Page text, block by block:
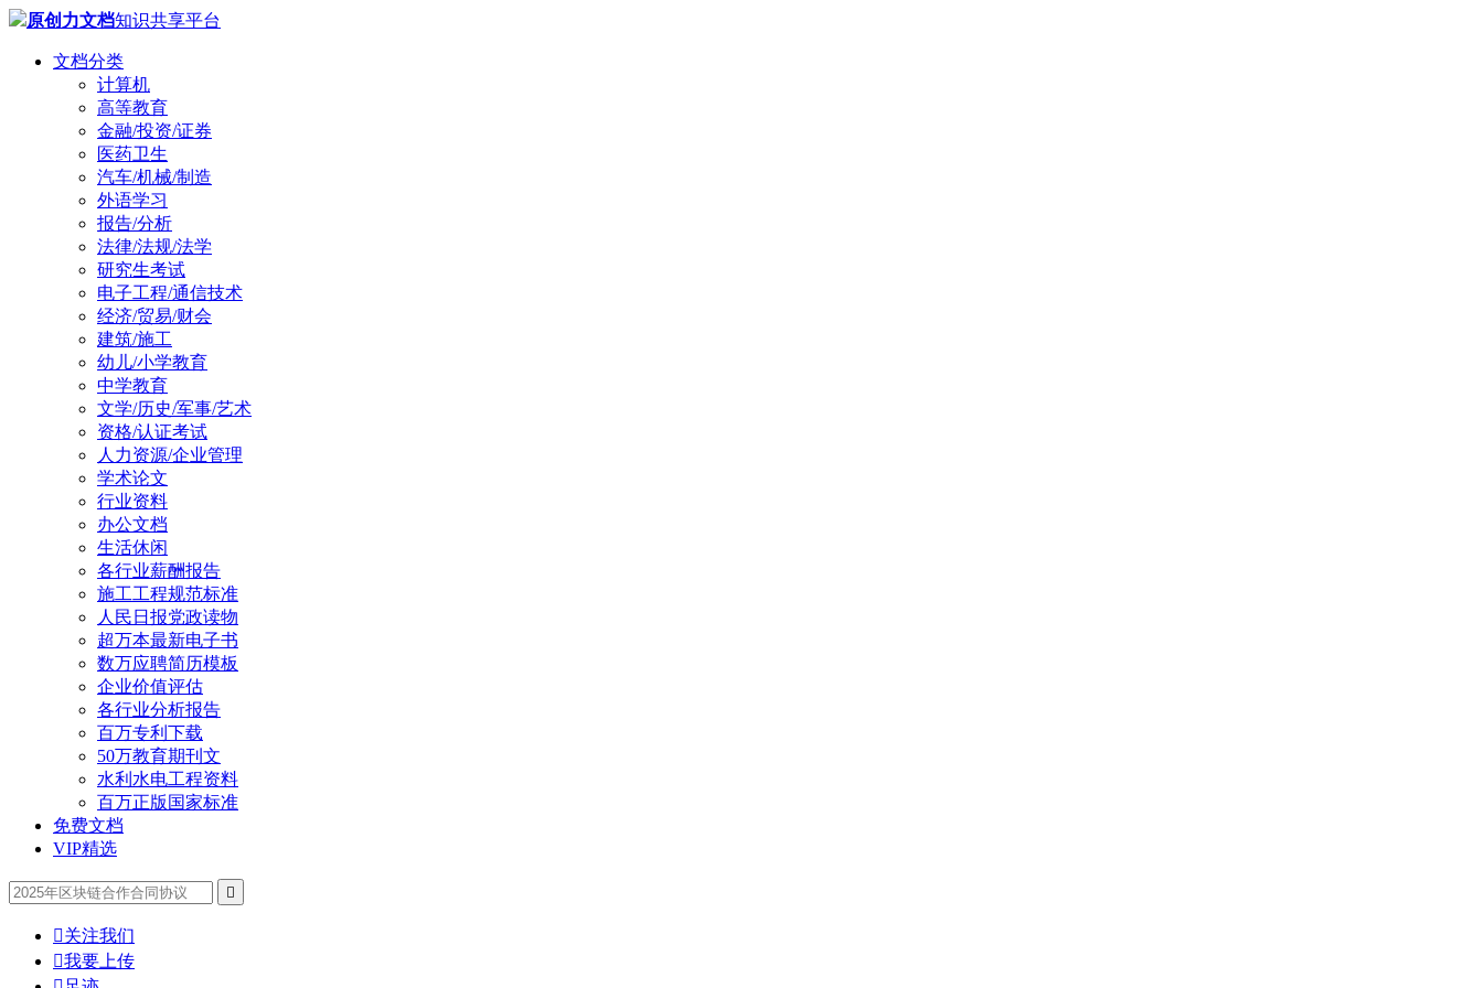
原创力文档知识共享平台
文档分类
计算机
高等教育
金融/投资/证券
医药卫生
汽车/机械/制造
外语学习
报告/分析
法律/法规/法学
研究生考试
电子工程/通信技术
经济/贸易/财会
建筑/施工
幼儿/小学教育
中学教育
文学/历史/军事/艺术
资格/认证考试
人力资源/企业管理
学术论文
行业资料
办公文档
生活休闲
各行业薪酬报告
施工工程规范标准
人民日报党政读物
超万本最新电子书
数万应聘简历模板
企业价值评估
各行业分析报告
百万专利下载
50万教育期刊文
水利水电工程资料
百万正版国家标准
免费文档
VIP精选

关注我们
我要上传